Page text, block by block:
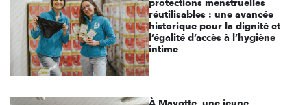
protections menstruelles
réutilisables : une avancée
historique pour la dignité et
l’égalité d’accès à l’hygiène
intime